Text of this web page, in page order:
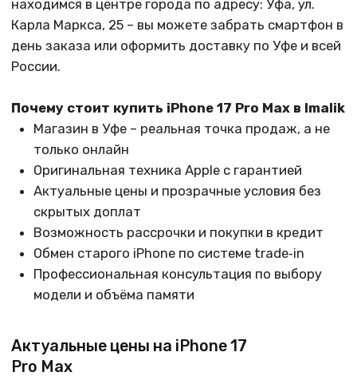
Профессиональная консультация по выбору
модели и объёма памяти
Актуальные цены на iPhone 17
На странице
17-pro-maxвы найдёте:
все доступные версии iPhone 17 Pro Max по
объёму памяти
актуальные цены с учётом акций и скидок
информацию о наличии в магазине и на складе
варианты цветов и комплектацию
Стоимость iPhone 17 Pro Max в Imalik формируется
с учётом официальной поставки и действующих
предложений. Мы регулярно обновляем цены,
чтобы вы могли выбрать оптимальную
конфигурацию под свой бюджет.
iPhone 17 Pro Max – флагманская модель Apple с
максимальной производительностью и